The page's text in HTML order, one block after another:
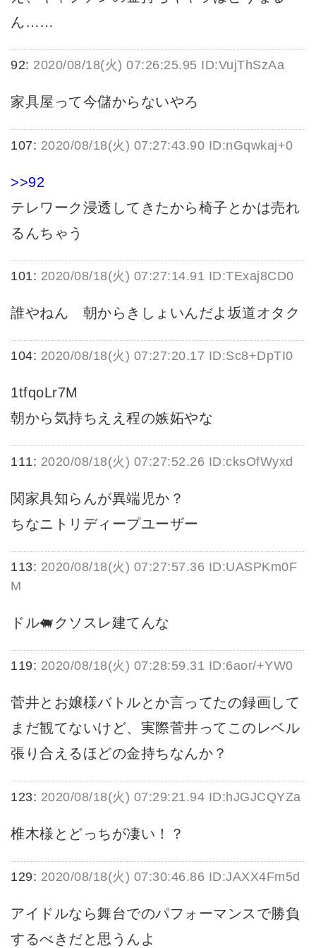
ん……
92: 2020/08/18(火) 07:26:25.95 ID:VujThSzAa
家具屋って今儲からないやろ
107: 2020/08/18(火) 07:27:43.90 ID:nGqwkaj+0
>>92
テレワーク浸透してきたから椅子とかは売れ
るんちゃう
101: 2020/08/18(火) 07:27:14.91 ID:TExaj8CD0
誰やねん 朝からきしょいんだよ坂道オタク
104: 2020/08/18(火) 07:27:20.17 ID:Sc8+DpTI0
1tfqoLr7M
朝から気持ちええ程の嫉妬やな
111: 2020/08/18(火) 07:27:52.26 ID:cksOfWyxd
関家具知らんが異端児か？
ちなニトリディープユーザー
113: 2020/08/18(火) 07:27:57.36 ID:UASPKm0F
M
ドル🐖クソスレ建てんな
119: 2020/08/18(火) 07:28:59.31 ID:6aor/+YW0
菅井とお嬢様バトルとか言ってたの録画して
まだ観てないけど、実際菅井ってこのレベル
張り合えるほどの金持ちなんか？
123: 2020/08/18(火) 07:29:21.94 ID:hJGJCQYZa
椎木様とどっちが凄い！？
129: 2020/08/18(火) 07:30:46.86 ID:JAXX4Fm5d
アイドルなら舞台でのパフォーマンスで勝負
するべきだと思うんよ